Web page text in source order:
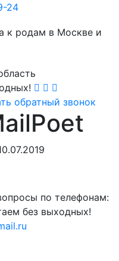
24
к родам в Москве и
обратный звонок
по телефонам:
без выходных!